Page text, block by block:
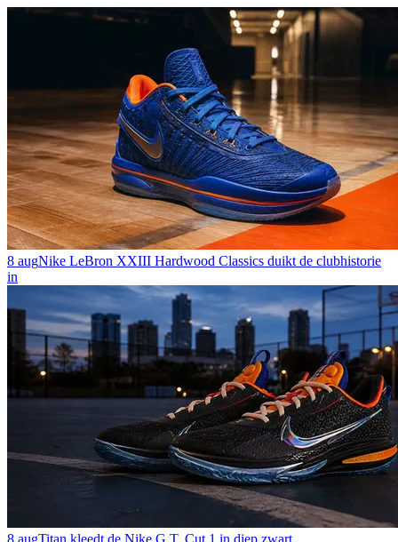
8 augNike LeBron XXIII Hardwood Classics duikt de clubhistorie
in
8 augTitan kleedt de Nike G.T. Cut 1 in diep zwart